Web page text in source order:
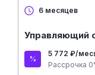
6 месяцев
Управляющий
5 772 ₽/
Рассрочка